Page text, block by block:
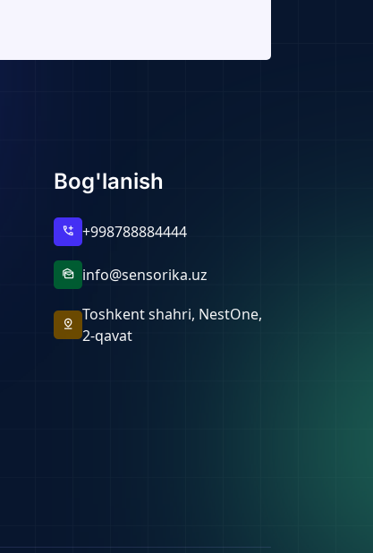
Bog'lanish
add_call +998788884444
mark_as_unread info@sensorika.uz
pin_drop
Toshkent shahri, NestOne,
2-qavat